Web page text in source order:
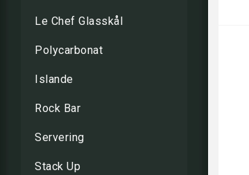
Le Chef Glasskål
Polycarbonat
Islande
Rock Bar
Servering
Stack Up